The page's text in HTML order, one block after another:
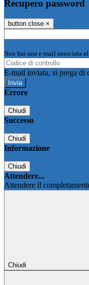
Recupero password
button close ×
Non hai una e-mail associata
E-mail inviata, si prega di
Errore
Chiudi
Successo
Chiudi
Informazione
Chiudi
Attendere...
Attendere il
Chiudi